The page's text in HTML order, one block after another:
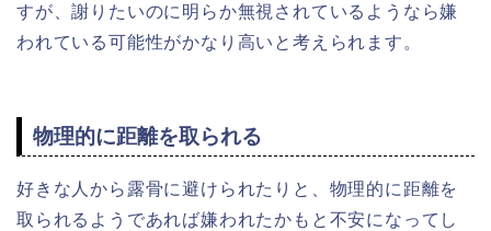
すが、謝りたいのに明らか無視されているようなら嫌
われている可能性がかなり高いと考えられます。
物理的に距離を取られる
好きな人から露骨に避けられたりと、物理的に距離を
取られるようであれば嫌われたかもと不安になってし